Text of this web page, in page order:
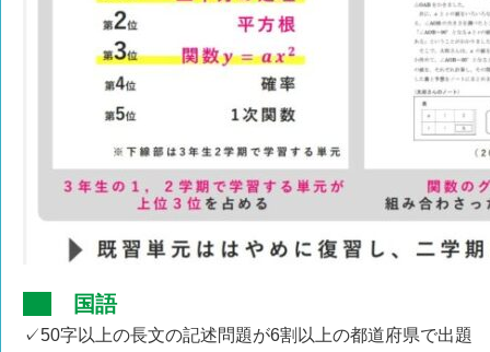
国語
✓50字以上の長文の記述問題が6割以上の都道府県で出題